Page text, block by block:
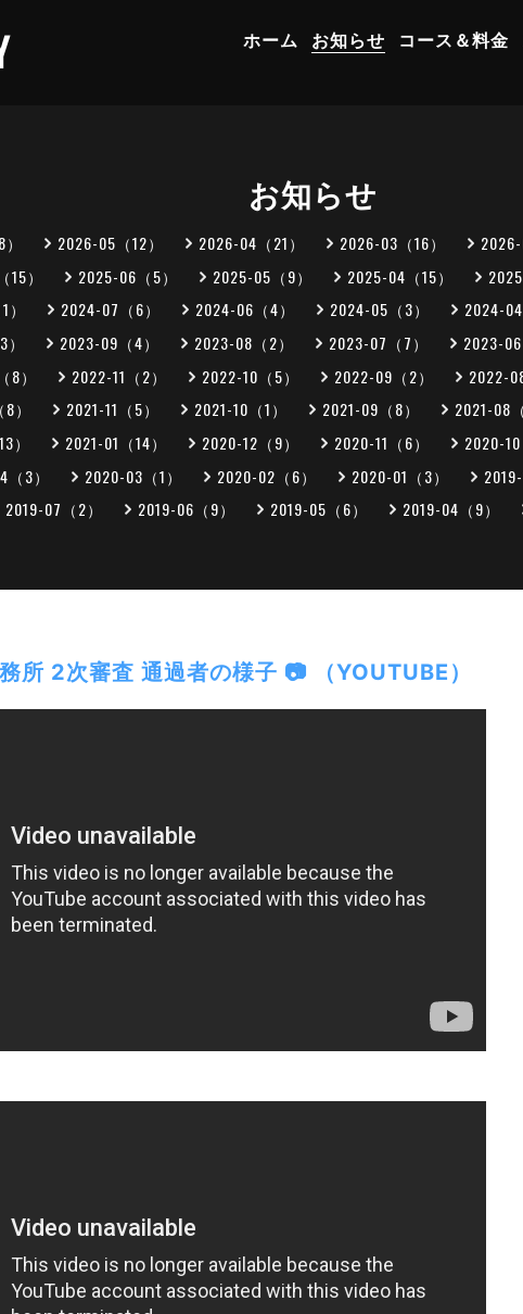
ホーム お知らせ コース＆料金
お知らせ
2026-05（12） 2026-04（21） 2026-03（16） 2026-
） 2025-06（5） 2025-05（9） 2025-04（15）
2024-07（6） 2024-06（4） 2024-05（3） 2024-04
2023-09（4） 2023-08（2） 2023-07（7） 2023-06
8） 2022-11（2） 2022-10（5） 2022-09（2） 2022-
） 2021-11（5） 2021-10（1） 2021-09（8） 2021-08
） 2021-01（14） 2020-12（9） 2020-11（6） 2020-10
3） 2020-03（1） 2020-02（6） 2020-01（3）
2019-07（2） 2019-06（9） 2019-05（6） 2019-04（9）
所 2次審査 通過者の様子 📷 （YOUTUBE）